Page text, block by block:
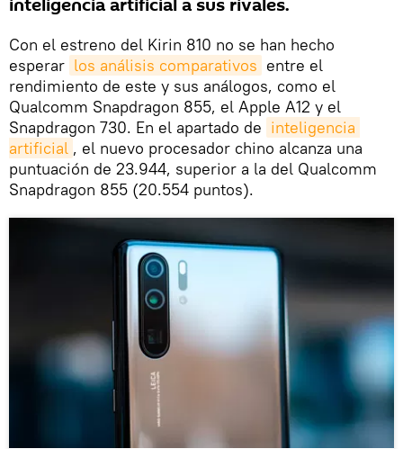
inteligencia artificial a sus rivales.
Con el estreno del Kirin 810 no se han hecho
esperar los análisis comparativos entre el
rendimiento de este y sus análogos, como el
Qualcomm Snapdragon 855, el Apple A12 y el
Snapdragon 730. En el apartado de inteligencia
artificial , el nuevo procesador chino alcanza una
puntuación de 23.944, superior a la del Qualcomm
Snapdragon 855 (20.554 puntos).